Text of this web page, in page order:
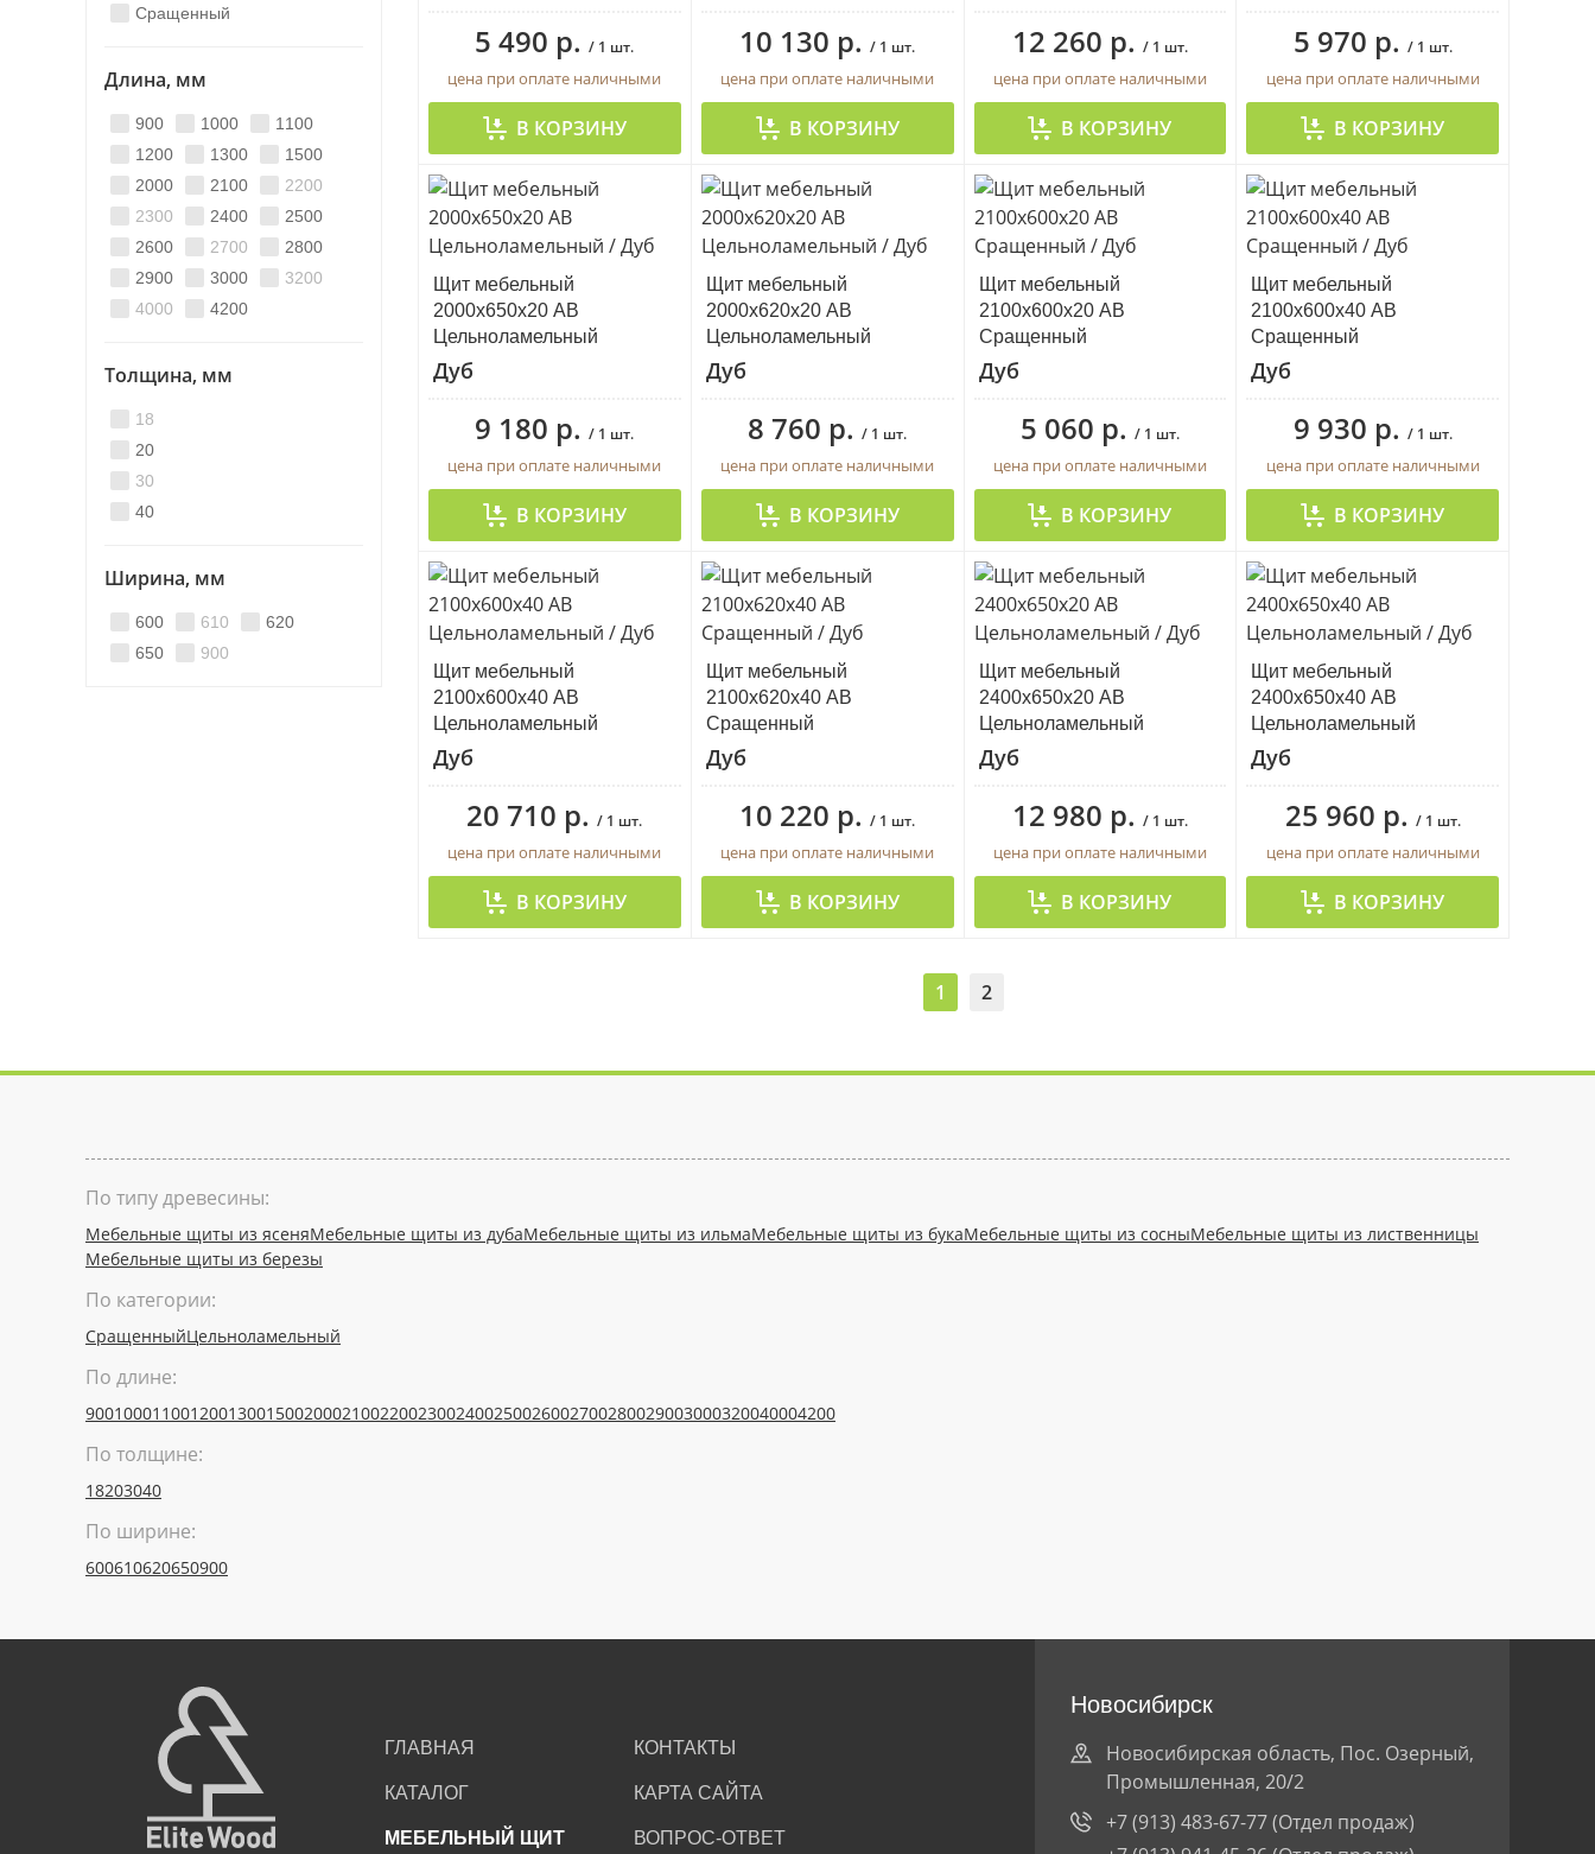
Сращенный
Длина, мм
900 1000
1100
1200
1300
1500
2000
2100
2200
2300
2400
2500
2600
2700
2800
2900
3000
3200
4000
4200
Толщина, мм
18
20
30
40
Ширина, мм
600 610
620
650
900
5 490 р. / 1 шт.
цена при оплате наличными
В КОРЗИНУ
10 130 р. / 1 шт.
цена при оплате наличными
В КОРЗИНУ
12 260 р. / 1 шт.
цена при оплате наличными
В КОРЗИНУ
5 970 р. / 1 шт.
цена при оплате наличными
В КОРЗИНУ
Щит мебельный
2000х650х20 АВ
Цельноламельный
Дуб
9 180 р. / 1 шт.
цена при оплате наличными
В КОРЗИНУ
Щит мебельный
2000х620х20 АВ
Цельноламельный
Дуб
8 760 р. / 1 шт.
цена при оплате наличными
В КОРЗИНУ
Щит мебельный
2100х600х20 АВ
Сращенный
Дуб
5 060 р. / 1 шт.
цена при оплате наличными
В КОРЗИНУ
Щит мебельный
2100х600х40 АВ
Сращенный
Дуб
9 930 р. / 1 шт.
цена при оплате наличными
В КОРЗИНУ
Щит мебельный
2100х600х40 АВ
Цельноламельный
Дуб
20 710 р. / 1 шт.
цена при оплате наличными
В КОРЗИНУ
Щит мебельный
2100х620х40 АВ
Сращенный
Дуб
10 220 р. / 1 шт.
цена при оплате наличными
В КОРЗИНУ
Щит мебельный
2400х650х20 АВ
Цельноламельный
Дуб
12 980 р. / 1 шт.
цена при оплате наличными
В КОРЗИНУ
Щит мебельный
2400х650х40 АВ
Цельноламельный
Дуб
25 960 р. / 1 шт.
цена при оплате наличными
В КОРЗИНУ
1 2
По типу древесины:
Мебельные щиты из ясеняМебельные щиты из дубаМебельные щиты из ильмаМебельные щиты из букаМебельные щиты из сосныМебельные щиты из лиственницы
Мебельные щиты из березы
По категории:
СращенныйЦельноламельный
По длине:
9001000110012001300150020002100220023002400250026002700280029003000320040004200
По толщине:
18203040
По ширине:
600610620650900
ГЛАВНАЯ
КАТАЛОГ
МЕБЕЛЬНЫЙ ЩИТ
КОНТАКТЫ
КАРТА САЙТА
ВОПРОС-ОТВЕТ
Новосибирск
Новосибирская область, Пос. Озерный,
Промышленная, 20/2
+7 (913) 483-67-77(Отдел продаж)